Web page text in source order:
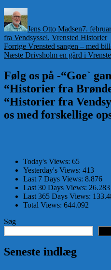
Jens Otto Madsen7.
fra Vendsyssel, Vrensted Historier
Indlægsnavigation
Forrige Forrige
indlæg:
Vrensted sangen – med
Næste Næste
Drivsholm en gård i
Følg os på -“Goe`
“Historier fra
“Historier fra
os med forskellige
Today's Views: 65
Yesterday's Views: 413
Last 7 Days Views: 8.876
Last 30 Days Views: 26.283
Last 365 Days Views:
Total Views: 644.092
Søg
Seneste indlæg